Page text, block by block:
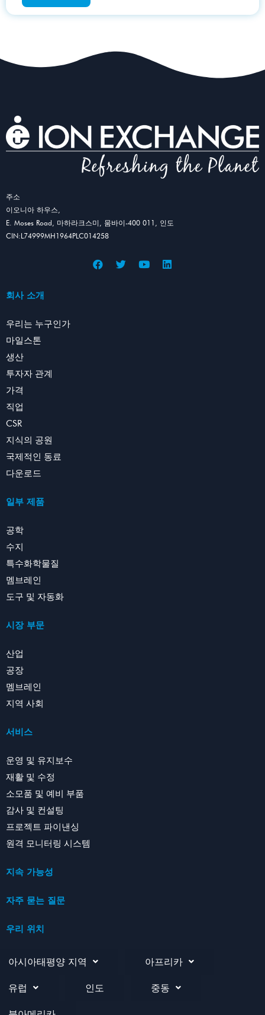
주소
이오니아 하우스,
E. Moses Road, 마하라크스미, 뭄바이-400 011, 인도
CIN:L74999MH1964PLC014258
회사 소개
우리는 누구인가
마일스톤
생산
투자자 관계
가격
직업
CSR
지식의 공원
국제적인 동료
다운로드
일부 제품
공학
수지
특수화학물질
멤브레인
도구 및 자동화
시장 부문
산업
공장
멤브레인
지역 사회
서비스
운영 및 유지보수
재활 및 수정
소모품 및 예비 부품
감사 및 컨설팅
프로젝트 파이낸싱
원격 모니터링 시스템
지속 가능성
자주 묻는 질문
우리 위치
아시아태평양 지역 아프리카
유럽 인도 중동